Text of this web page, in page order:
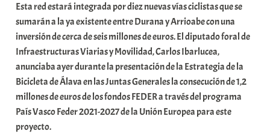
o
x
a
K
o
m
u
n
Esta red estará integrada por diez nuevas vías ciclistas que se
sumarán a la ya existente entre Durana y Arrioabe con una
inversión de cerca de seis millones de euros. El diputado foral de
Infraestructuras Viarias y Movilidad, Carlos Ibarlucea,
anunciaba ayer durante la presentación de la Estrategia de la
Bicicleta de Álava en las Juntas Generales la consecución de 1,2
millones de euros de los fondos FEDER a través del programa
País Vasco Feder 2021-2027 de la Unión Europea para este
proyecto.